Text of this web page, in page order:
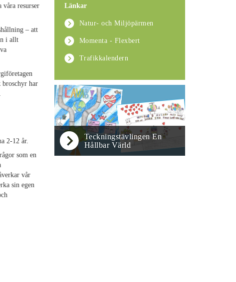
resurser
– att
i allt
broschyr har
2-12 år.
som en
vår
sin egen
Länkar
Natur- och Miljöpärmen
Momenta - Flexbert
Trafikkalendern
Teckningstävlingen En
Hållbar Värld